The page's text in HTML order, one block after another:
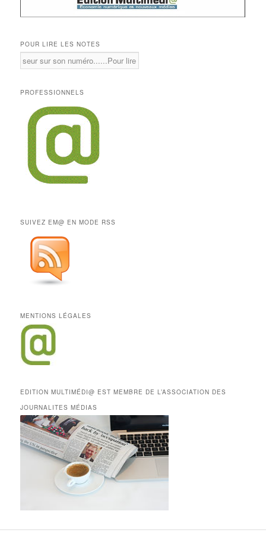
POUR LIRE LES NOTES
PROFESSIONNELS
SUIVEZ EM@ EN MODE RSS
MENTIONS LÉGALES
EDITION MULTIMÉDI@ EST MEMBRE DE L’ASSOCIATION DES
JOURNALITES MÉDIAS